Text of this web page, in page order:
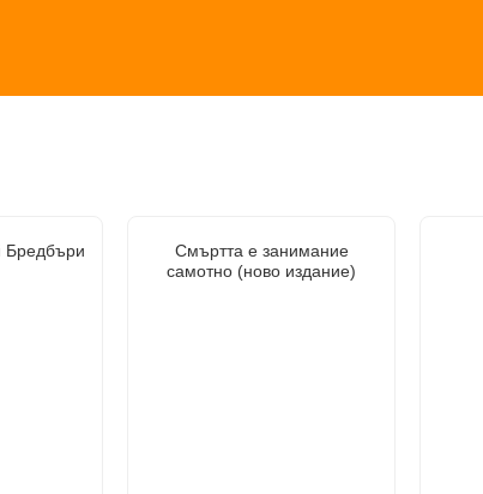
Бредбъри
Смъртта е занимание
самотно (ново издание)